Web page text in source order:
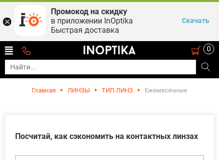
0
Главная ЛИНЗЫ ТИП ЛИНЗ Ежемесячные
Посчитай, как сэкономить на контактных линзах
Промокод на скидку
в приложении InOptika
Быстрая доставка
Скачать